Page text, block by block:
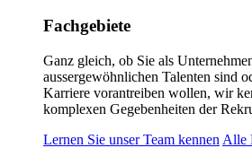
Fachgebiete
Ganz gleich, ob Sie als
aussergewöhnlichen Talenten sind
Karriere vorantreiben wollen, wir
komplexen Gegebenheiten der
Lernen Sie unser Team kennen Alle